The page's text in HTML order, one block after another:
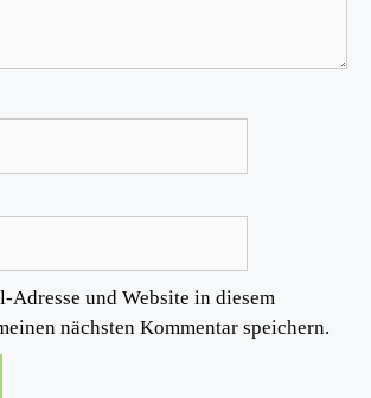
Adresse und Website in diesem
nächsten Kommentar speichern.